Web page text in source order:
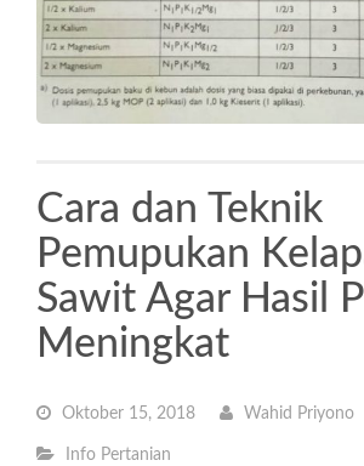
Cara dan Teknik
Pemupukan
Sawit Agar Hasil
Meningkat
Oktober 15, 2018 Wahid Priyono
Info Pertanian